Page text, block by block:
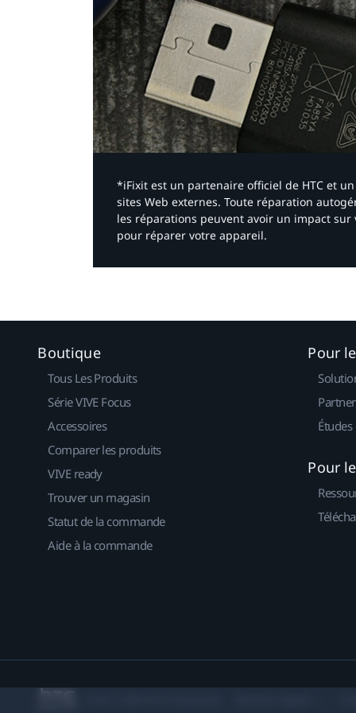
*iFixit est un partenaire officiel de HTC et
sites Web externes. Toute réparation
les réparations peuvent avoir un impact
pour réparer votre appareil.​
Boutique
Tous Les Produits
Série VIVE Focus
Accessoires
Comparer les produits
VIVE ready
Trouver un magasin
Statut de la commande
Aide à la commande
Pour
Études
Pour